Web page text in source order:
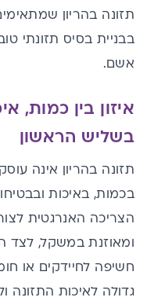
תזונה בהריון
בבניית בסיס תזונתי
אשם.
איזון בין כמות,
בשליש הראשון
תזונה בהריון אינה
בכמות, באיכות
הצריכה האנרגטית
ומאוזנת במשקל, לצד
חשיפה לחיידקים או
גדולה לאיכות התזונה